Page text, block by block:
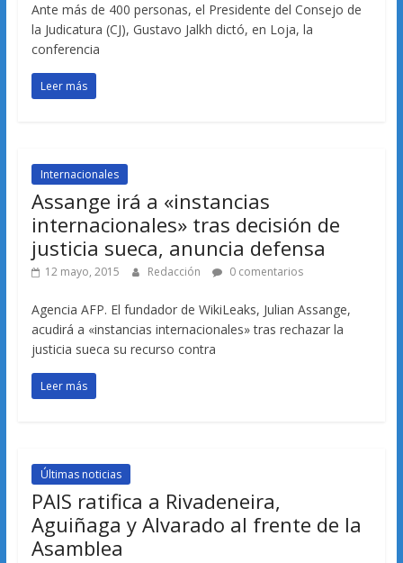
Ante más de 400 personas, el Presidente del Consejo de
la Judicatura (CJ), Gustavo Jalkh dictó, en Loja, la
conferencia
Leer más
Internacionales
Assange irá a «instancias
internacionales» tras decisión de
justicia sueca, anuncia defensa
12 mayo, 2015 Redacción 0 comentarios
Agencia AFP. El fundador de WikiLeaks, Julian Assange,
acudirá a «instancias internacionales» tras rechazar la
justicia sueca su recurso contra
Leer más
Últimas noticias
PAIS ratifica a Rivadeneira,
Aguiñaga y Alvarado al frente de la
Asamblea